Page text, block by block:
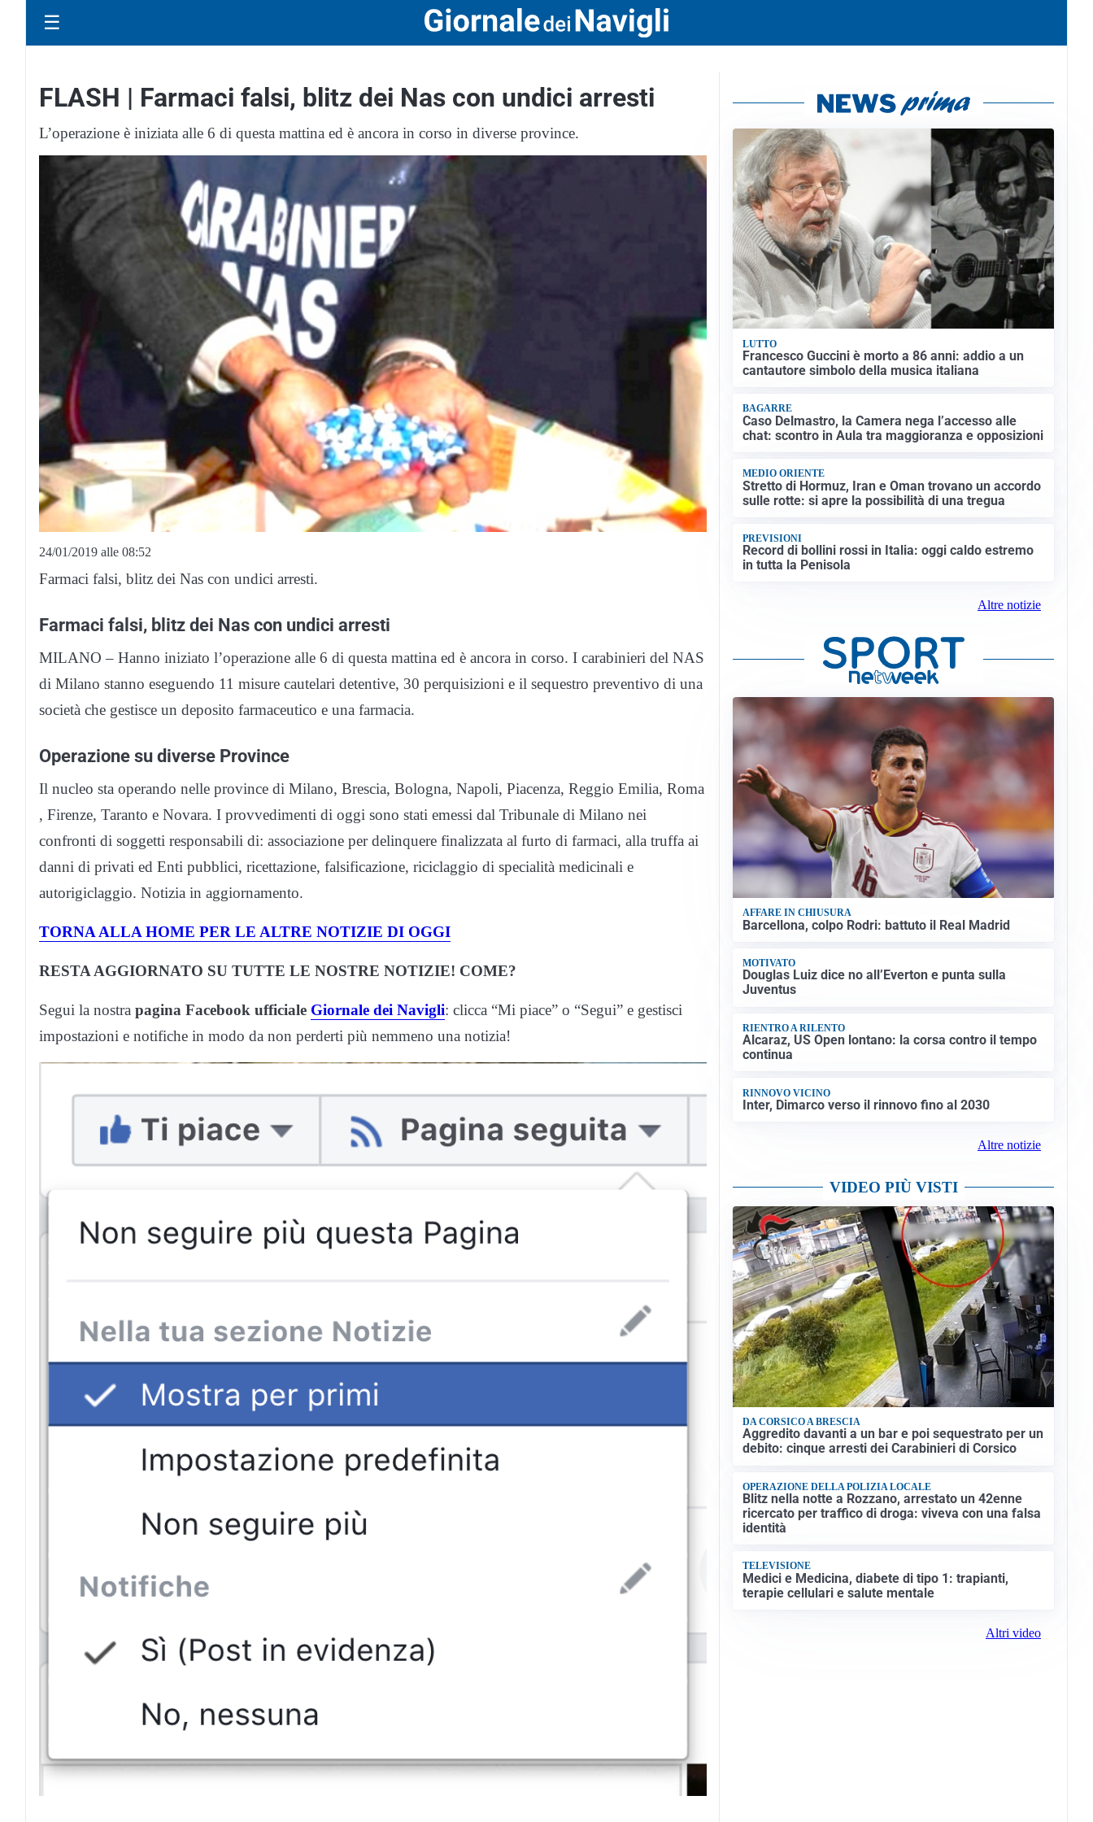
☰
FLASH | Farmaci falsi, blitz dei Nas con undici arresti
L’operazione è iniziata alle 6 di questa mattina ed è ancora in corso in diverse province.
24/01/2019 alle 08:52
Farmaci falsi, blitz dei Nas con undici arresti.
Farmaci falsi, blitz dei Nas con undici arresti
MILANO – Hanno iniziato l’operazione alle 6 di questa mattina ed è ancora in corso. I carabinieri del NAS
di Milano stanno eseguendo 11 misure cautelari detentive, 30 perquisizioni e il sequestro preventivo di una
società che gestisce un deposito farmaceutico e una farmacia.
Operazione su diverse Province
Il nucleo sta operando nelle province di Milano, Brescia, Bologna, Napoli, Piacenza, Reggio Emilia, Roma
, Firenze, Taranto e Novara. I provvedimenti di oggi sono stati emessi dal Tribunale di Milano nei
confronti di soggetti responsabili di: associazione per delinquere finalizzata al furto di farmaci, alla truffa ai
danni di privati ed Enti pubblici, ricettazione, falsificazione, riciclaggio di specialità medicinali e
autorigiclaggio. Notizia in aggiornamento.
TORNA ALLA HOME PER LE ALTRE NOTIZIE DI OGGI
RESTA AGGIORNATO SU TUTTE LE NOSTRE NOTIZIE! COME?
Segui la nostra pagina Facebook ufficiale Giornale dei Navigli: clicca “Mi piace” o “Segui” e gestisci
impostazioni e notifiche in modo da non perderti più nemmeno una notizia!
LUTTO
Francesco Guccini è morto a 86 anni: addio a un
cantautore simbolo della musica italiana
BAGARRE
Caso Delmastro, la Camera nega l’accesso alle
chat: scontro in Aula tra maggioranza e opposizioni
MEDIO ORIENTE
Stretto di Hormuz, Iran e Oman trovano un accordo
sulle rotte: si apre la possibilità di una tregua
PREVISIONI
Record di bollini rossi in Italia: oggi caldo estremo
in tutta la Penisola
Altre notizie
AFFARE IN CHIUSURA
Barcellona, colpo Rodri: battuto il Real Madrid
MOTIVATO
Douglas Luiz dice no all’Everton e punta sulla
Juventus
RIENTRO A RILENTO
Alcaraz, US Open lontano: la corsa contro il tempo
continua
RINNOVO VICINO
Inter, Dimarco verso il rinnovo fino al 2030
Altre notizie
VIDEO PIÙ VISTI
DA CORSICO A BRESCIA
Aggredito davanti a un bar e poi sequestrato per un
debito: cinque arresti dei Carabinieri di Corsico
OPERAZIONE DELLA POLIZIA LOCALE
Blitz nella notte a Rozzano, arrestato un 42enne
ricercato per traffico di droga: viveva con una falsa
identità
TELEVISIONE
Medici e Medicina, diabete di tipo 1: trapianti,
terapie cellulari e salute mentale
Altri video